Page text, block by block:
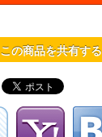
この商品を共有する